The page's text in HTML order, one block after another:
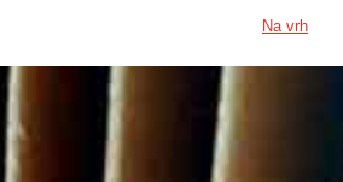
Na vrh